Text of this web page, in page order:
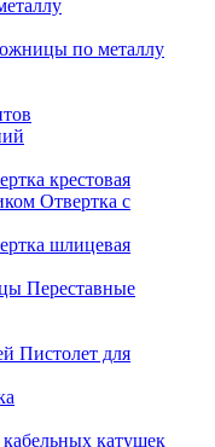
по металлу
крестовая
Отвертка с
шлицевая
Переставные
Пистолет для
катушек